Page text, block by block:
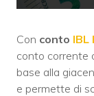
Con conto IBL
conto corrente
base alla
e permette di